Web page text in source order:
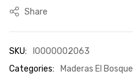
Share
SKU:
I0000002063
Categories:
Maderas El Bosque